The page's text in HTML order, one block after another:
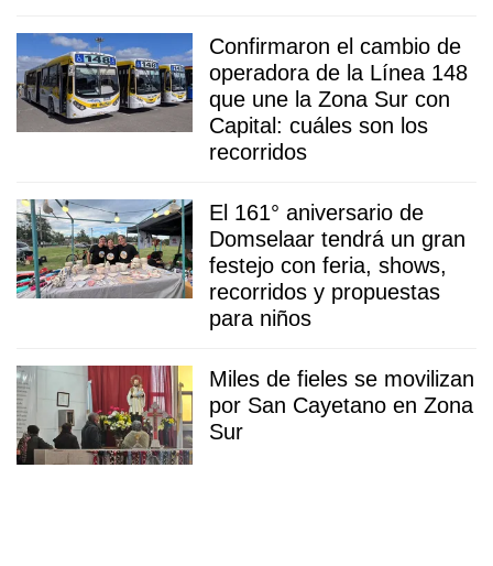
Confirmaron el cambio de
operadora de la Línea 148
que une la Zona Sur con
Capital: cuáles son los
recorridos
El 161° aniversario de
Domselaar tendrá un gran
festejo con feria, shows,
recorridos y propuestas
para niños
Miles de fieles se movilizan
por San Cayetano en Zona
Sur